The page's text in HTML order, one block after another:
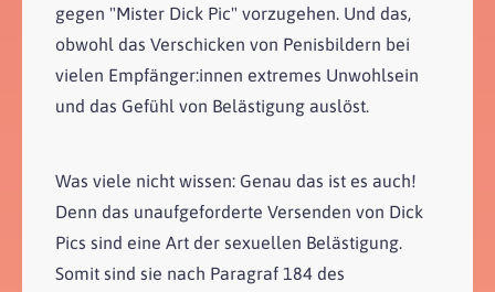
gegen "Mister Dick Pic" vorzugehen. Und das,
obwohl das Verschicken von Penisbildern bei
vielen Empfänger:innen extremes Unwohlsein
und das Gefühl von Belästigung auslöst.
Was viele nicht wissen: Genau das ist es auch!
Denn das unaufgeforderte Versenden von Dick
Pics sind eine Art der sexuellen Belästigung.
Somit sind sie nach Paragraf 184 des